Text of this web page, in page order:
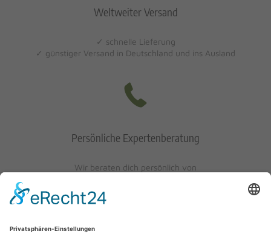
Weltweiter Versand
✓ schnelle Lieferung
✓ günstiger Versand in Deutschland und ins Ausland
Persönliche Expertenberatung
Wir beraten dich persönlich von
0621/405401-10